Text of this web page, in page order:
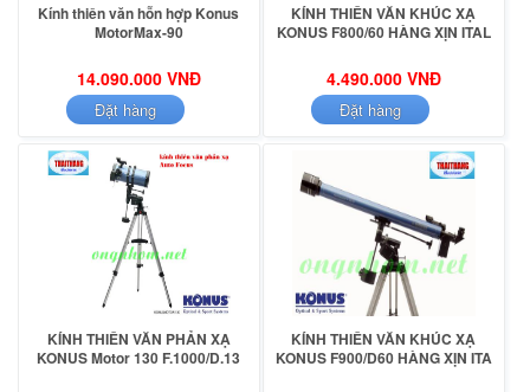
Kính thiên văn hỗn hợp Konus
MotorMax-90
14.090.000 VNĐ
Đặt hàng
KÍNH THIÊN VĂN KHÚC XẠ
KONUS F800/60 HÀNG XỊN ITAL
4.490.000 VNĐ
Đặt hàng
KÍNH THIÊN VĂN PHẢN XẠ
KONUS Motor 130 F.1000/D.13
KÍNH THIÊN VĂN KHÚC XẠ
KONUS F900/D60 HÀNG XỊN ITA